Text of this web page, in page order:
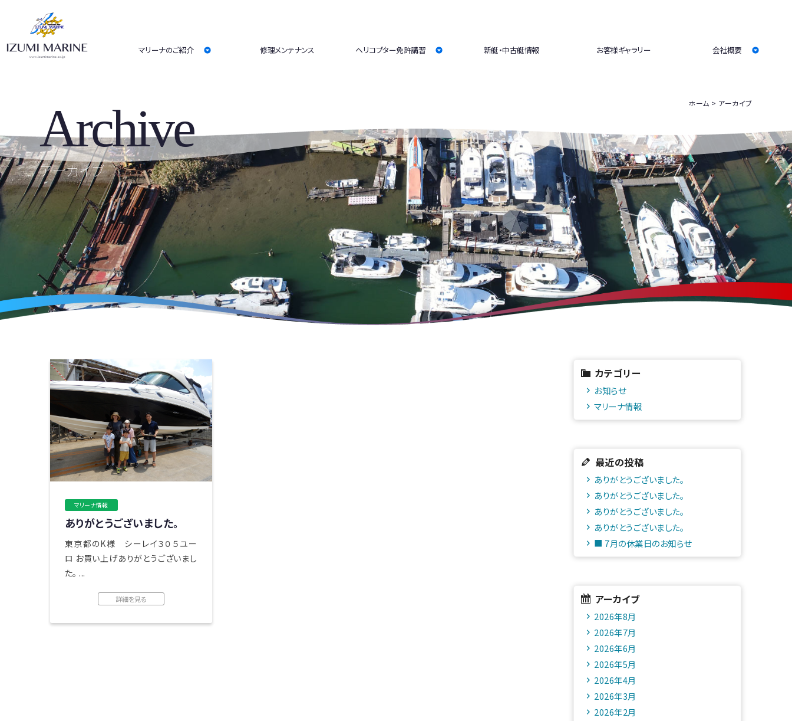
マリーナのご紹介 修理メンテナンス ヘリコプター免許講習 新艇・中古艇情報 お客様ギャラリー 会社概要
Archive
アーカイブ
ホーム アーカイブ
マリーナ情報
ありがとうございました。
東京都のK様 シーレイ３０５ユー
ロ お買い上げありがとうございまし
た。 ...
詳細を見る
カテゴリー
お知らせ
マリーナ情報
最近の投稿
ありがとうございました。
ありがとうございました。
ありがとうございました。
ありがとうございました。
■ 7月の休業日のお知らせ
アーカイブ
2026年8月
2026年7月
2026年6月
2026年5月
2026年4月
2026年3月
2026年2月